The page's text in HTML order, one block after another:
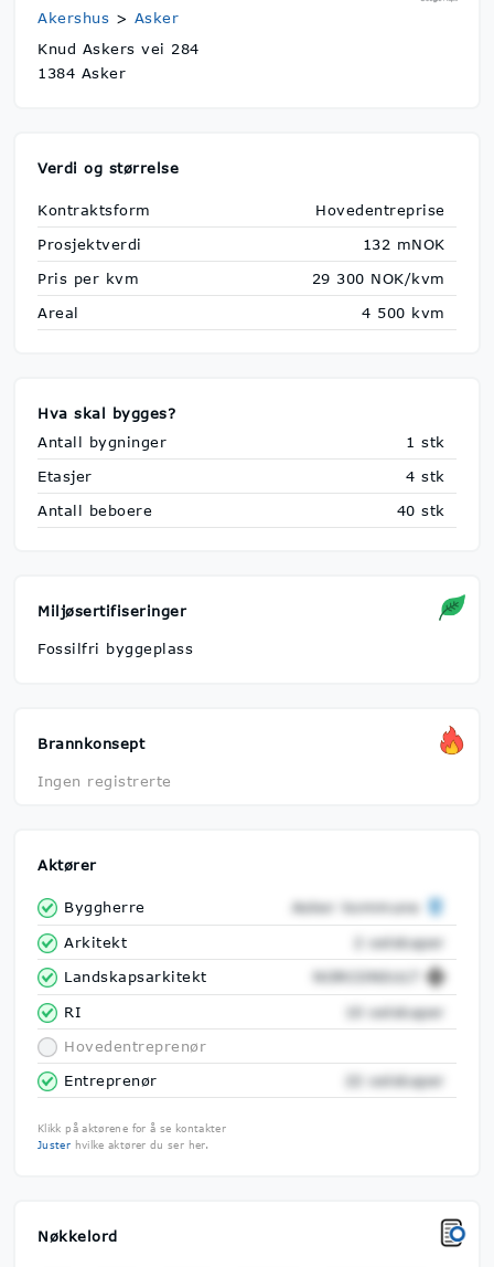
Akershus > Asker
Knud Askers vei 284
1384 Asker
Verdi og størrelse
Kontraktsform
Hovedentreprise
Prosjektverdi
132 mNOK
Pris per kvm
29 300 NOK/kvm
Areal
4 500 kvm
Hva skal bygges?
Antall bygninger
1 stk
Etasjer
4 stk
Antall beboere
40 stk
Miljøsertifiseringer
Fossilfri byggeplass
Brannkonsept
Ingen registrerte
Aktører
Byggherre
Asker kommune
Arkitekt
2 selskaper
Landskapsarkitekt
NORCONSULT
RI
10 selskaper
Hovedentreprenør
Entreprenør
22 selskaper
Klikk på aktørene for å se kontakter
Juster hvilke aktører du ser her.
Nøkkelord